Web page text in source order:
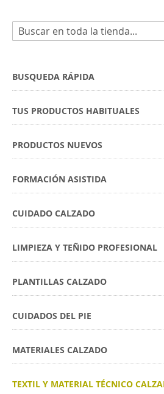
Buscar
BUSQUEDA RÁPIDA
TUS PRODUCTOS HABITUALES
PRODUCTOS NUEVOS
FORMACIÓN ASISTIDA
CUIDADO CALZADO
LIMPIEZA Y TEÑIDO PROFESIONAL
PLANTILLAS CALZADO
CUIDADOS DEL PIE
MATERIALES CALZADO
TEXTIL Y MATERIAL TÉCNICO